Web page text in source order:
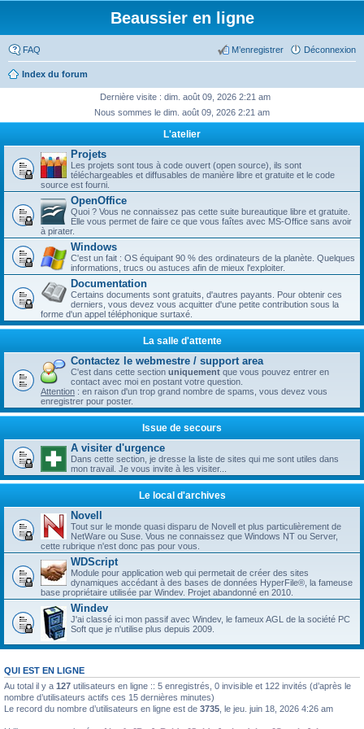
Beaussier en ligne
FAQ Déconnexion
M’enregistrer
Index du forum
Dernière visite : dim. août 09, 2026 2:21 am
Nous sommes le dim. août 09, 2026 2:21 am
L'atelier
Projets
Les projets sont tous à code ouvert (open source), ils sont
téléchargeables et diffusables de manière libre et gratuite et le code
source est fourni.
OpenOffice
Quoi ? Vous ne connaissez pas cette suite bureautique libre et gratuite.
Elle vous permet de faire ce que vous faîtes avec MS-Office sans avoir
à pirater.
Windows
C'est un fait : OS équipant 90 % des ordinateurs de la planète. Quelques
informations, trucs ou astuces afin de mieux l'exploiter.
Documentation
Certains documents sont gratuits, d'autres payants. Pour obtenir ces
derniers, vous devez vous acquitter d'une petite contribution sous la
forme d'un appel téléphonique surtaxé.
La salle d'attente
Contactez le webmestre / support area
C'est dans cette section uniquement que vous pouvez entrer en
contact avec moi en postant votre question.
Attention : en raison d'un trop grand nombre de spams, vous devez vous
enregistrer pour poster.
Issue de secours
A visiter d'urgence
Dans cette section, je dresse la liste de sites qui me sont utiles dans
mon travail. Je vous invite à les visiter...
Le local d'archives
Novell
Tout sur le monde quasi disparu de Novell et plus particulièrement de
NetWare ou Suse. Vous ne connaissez que Windows NT ou Server,
cette rubrique n'est donc pas pour vous.
WDScript
Module pour application web qui permetait de créer des sites
dynamiques accédant à des bases de données HyperFile®, la fameuse
base propriétaire utilisée par Windev. Projet abandonné en 2010.
Windev
J'ai classé ici mon passif avec Windev, le fameux AGL de la société PC
Soft que je n'utilise plus depuis 2009.
QUI EST EN LIGNE
Au total il y a 127 utilisateurs en ligne :: 5 enregistrés, 0 invisible et 122 invités (d’après le
nombre d’utilisateurs actifs ces 15 dernières minutes)
Le record du nombre d’utilisateurs en ligne est de 3735 , le jeu. juin 18, 2026 4:26 am